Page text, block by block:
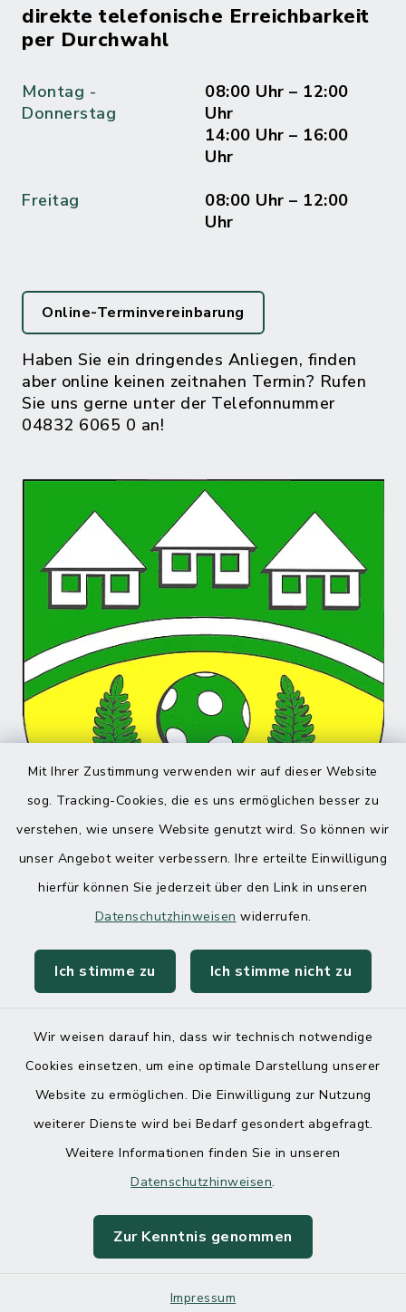
Mit Ihrer Zustimmung verwenden wir auf dieser Website
sog. Tracking-Cookies, die es uns ermöglichen besser zu
verstehen, wie unsere Website genutzt wird. So können wir
unser Angebot weiter verbessern. Ihre erteilte Einwilligung
hierfür können Sie jederzeit über den Link in unseren
Datenschutzhinweisen widerrufen.
Ich stimme zu Ich stimme nicht zu
Wir weisen darauf hin, dass wir technisch notwendige
Cookies einsetzen, um eine optimale Darstellung unserer
Website zu ermöglichen. Die Einwilligung zur Nutzung
weiterer Dienste wird bei Bedarf gesondert abgefragt.
Weitere Informationen finden Sie in unseren
Datenschutzhinweisen.
Zur Kenntnis genommen
Impressum
direkte telefonische Erreichbarkeit
per Durchwahl
Montag -
Donnerstag
08:00 Uhr – 12:00
Uhr
14:00 Uhr – 16:00
Uhr
Freitag
08:00 Uhr – 12:00
Uhr
Online-Terminvereinbarung
Haben Sie ein dringendes Anliegen, finden
aber online keinen zeitnahen Termin? Rufen
Sie uns gerne unter der Telefonnummer
04832 6065 0 an!
Kontakt
Datenschutz
Impressum
Cookie-Einstellungen